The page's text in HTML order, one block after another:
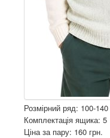
Розмірний ряд: 100-140
Комплектація ящика: 5
Ціна за пару: 160 грн.